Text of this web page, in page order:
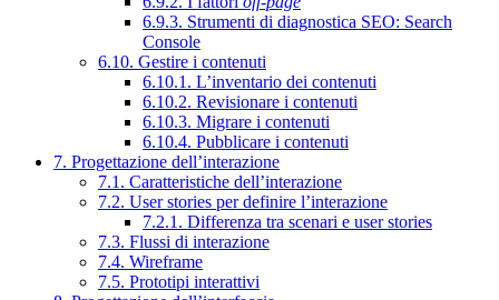
6.9.3. Strumenti di diagnostica SEO: Search
Console
6.10. Gestire i contenuti
6.10.1. L’inventario dei contenuti
6.10.2. Revisionare i contenuti
6.10.3. Migrare i contenuti
6.10.4. Pubblicare i contenuti
7. Progettazione dell’interazione
7.1. Caratteristiche dell’interazione
7.2. User stories per definire l’interazione
7.2.1. Differenza tra scenari e user stories
7.3. Flussi di interazione
7.4. Wireframe
7.5. Prototipi interattivi